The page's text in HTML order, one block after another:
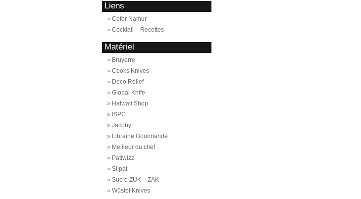
Liens
Cefor Namur
Cocktail – Recettes
Matériel
Bruyerre
Cooks Knives
Deco Relief
Global Knife
Halwati Shop
ISPC
Jacoby
Librairie Gourmande
Meilleur du chef
Patiwizz
Silpat
Sucre ZUK – ZAK
Wüstof Knives